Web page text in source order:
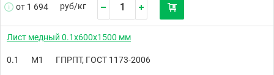
от 1 694 руб/кг
Лист медный 0.1х600х1500 мм
0.1 М1 ГПРПТ, ГОСТ 1173-2006